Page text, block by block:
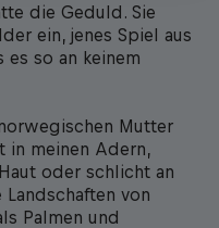
die Geduld. Sie
ein, jenes Spiel aus
es so an keinem
Mutter
in meinen Adern,
oder schlicht an
Landschaften von
Palmen und